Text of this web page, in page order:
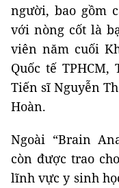
người, bao gồm
với nòng cốt là
viên năm cuối
Quốc tế
Tiến sĩ Nguyễn
Hoàn.
Ngoài “Brain
còn được trao
lĩnh vực y sinh